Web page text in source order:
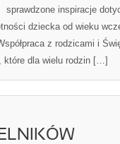
sprawdzone inspiracje
dziecka od wieku
z rodzicami i
które dla wielu rodzin […]